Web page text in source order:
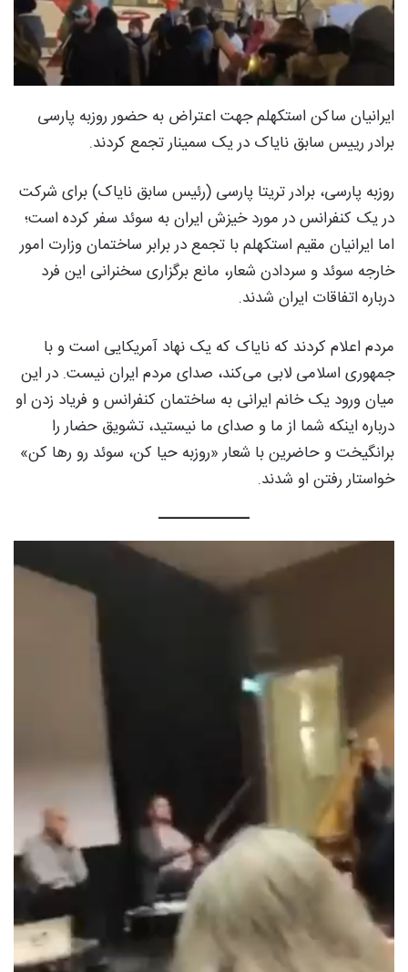
ایرانیان ساکن استکهلم جهت اعتراض به حضور روزبه پارسی
برادر رییس سابق نایاک در یک سمینار تجمع کردند.
روزبه پارسی، برادر تریتا پارسی (رئیس سابق نایاک) برای شرکت
در یک کنفرانس در مورد خیزش ایران به سوئد سفر کرده است؛
اما ایرانیان مقیم استکهلم با تجمع در برابر ساختمان وزارت امور
خارجه سوئد و سردادن شعار، مانع برگزاری سخنرانی این فرد
درباره اتفاقات ایران شدند.
مردم اعلام کردند که نایاک که یک نهاد آمریکایی است و با
جمهوری اسلامی لابی می‌کند، صدای مردم ایران نیست. در این
میان ورود یک خانم ایرانی به ساختمان کنفرانس و فریاد زدن او
درباره اینکه شما از ما و صدای ما نیستید، تشویق حضار را
برانگیخت و حاضرین با شعار «روزبه حیا کن، سوئد رو رها کن»
خواستار رفتن او شدند.